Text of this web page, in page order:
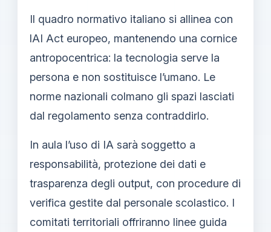
Il quadro normativo italiano si allinea con
lAI Act europeo, mantenendo una cornice
antropocentrica: la tecnologia serve la
persona e non sostituisce l’umano. Le
norme nazionali colmano gli spazi lasciati
dal regolamento senza contraddirlo.
In aula l’uso di IA sarà soggetto a
responsabilità, protezione dei dati e
trasparenza degli output, con procedure di
verifica gestite dal personale scolastico. I
comitati territoriali offriranno linee guida